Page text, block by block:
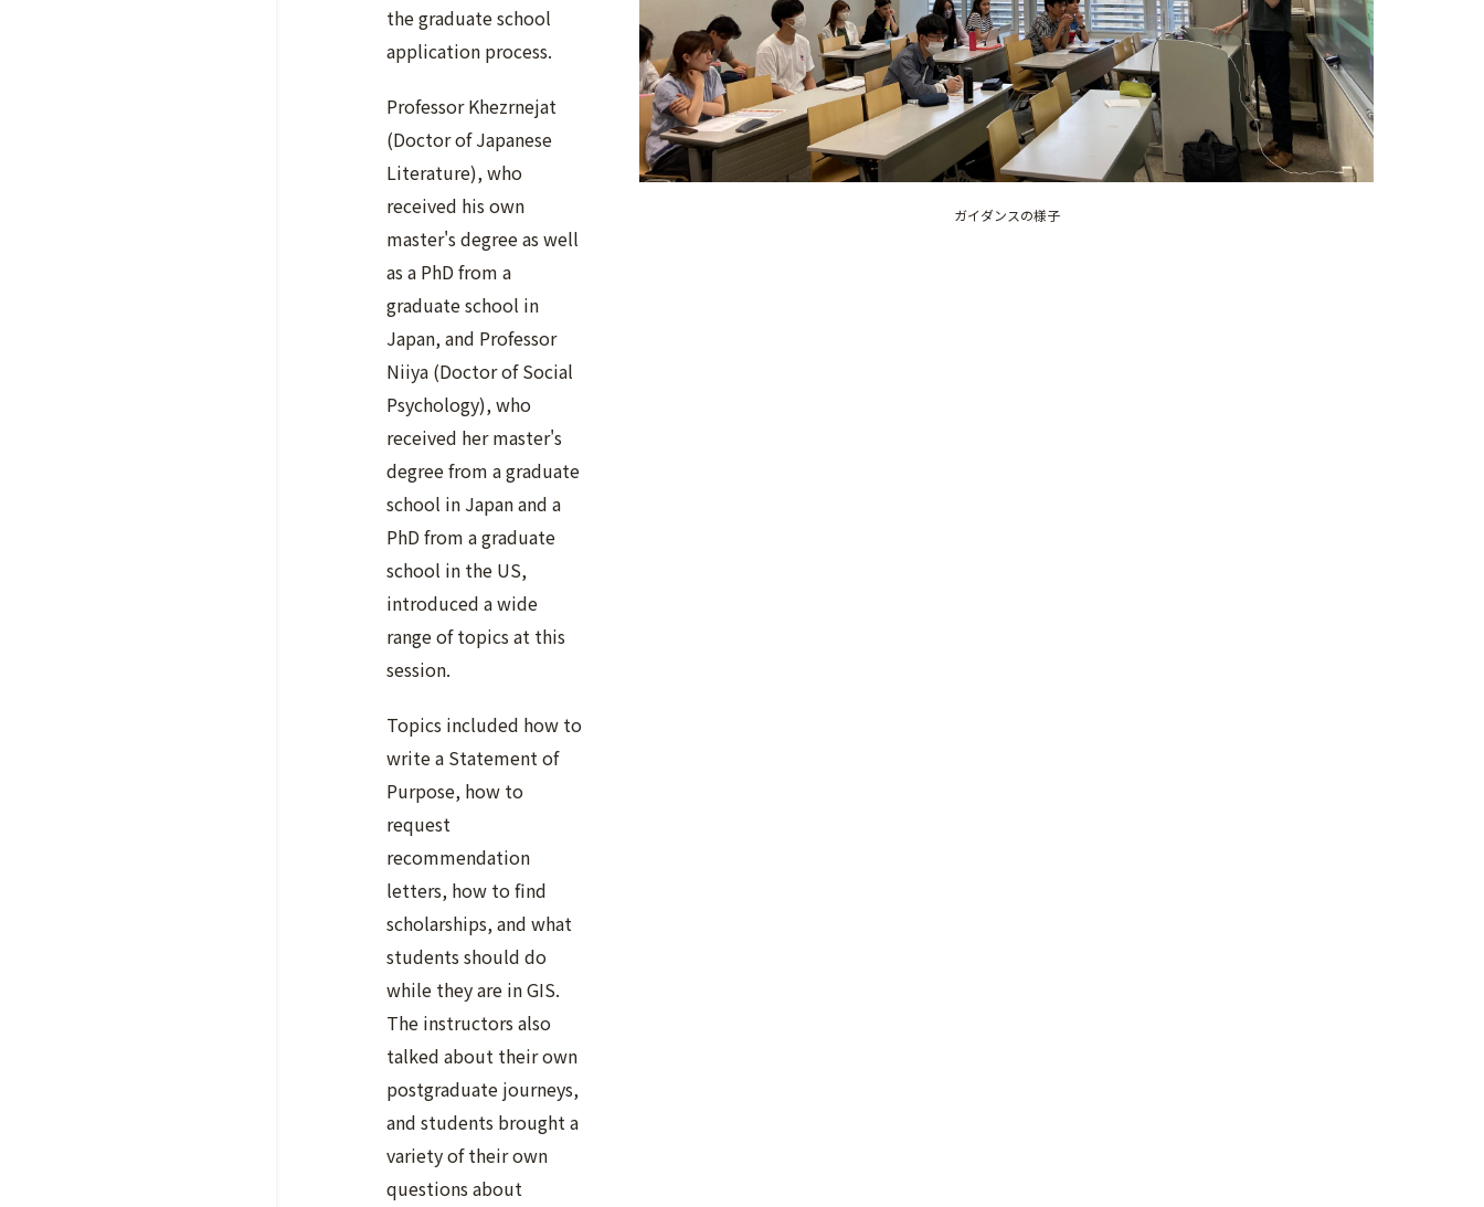
the graduate school
application process.
Professor Khezrnejat
(Doctor of Japanese
Literature), who
received his own
master's degree as well
as a PhD from a
graduate school in
Japan, and Professor
Niiya (Doctor of Social
Psychology), who
received her master's
degree from a graduate
school in Japan and a
PhD from a graduate
school in the US,
introduced a wide
range of topics at this
session.
Topics included how to
write a Statement of
Purpose, how to
request
recommendation
letters, how to find
scholarships, and what
students should do
while they are in GIS.
The instructors also
talked about their own
postgraduate journeys,
and students brought a
variety of their own
questions about
ガイダンスの様子